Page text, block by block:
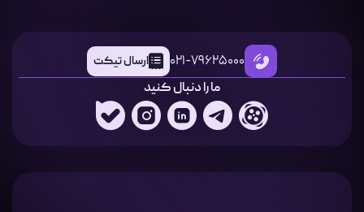
021-79625000 ارسال تیکت
ما را دنبال کنید